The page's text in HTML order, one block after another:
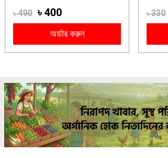
৳ 490 ৳ 400
অর্ডার করুন
৳ 330